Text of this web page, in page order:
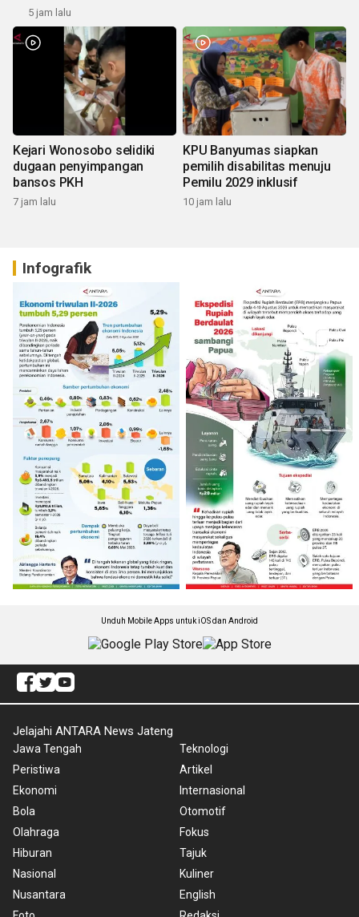
5 jam lalu
Kejari Wonosobo selidiki
dugaan penyimpangan
bansos PKH
7 jam lalu
KPU Banyumas siapkan
pemilih disabilitas menuju
Pemilu 2029 inklusif
10 jam lalu
Infografik
Unduh Mobile Apps untuk iOS dan Android
Jelajahi ANTARA News Jateng
Jawa Tengah
Peristiwa
Ekonomi
Bola
Olahraga
Hiburan
Nasional
Nusantara
Teknologi
Artikel
Internasional
Otomotif
Fokus
Tajuk
Kuliner
English